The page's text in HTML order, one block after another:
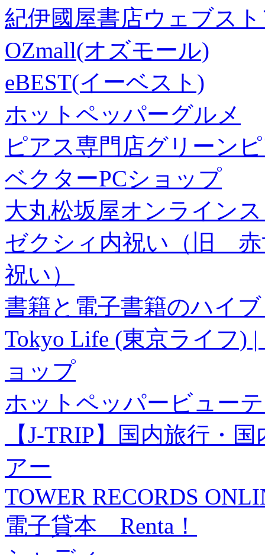
紀伊國屋書店ウェブス
OZmall(オズモール)
eBEST(イーベスト)
ホットペッパーグルメ
ピアス専門店グリーン
ベクターPCショップ
大丸松坂屋オンライン
ゼクシィ内祝い（旧 赤
祝い）
書籍と電子書籍のハイ
Tokyo Life (東京ライフ)
ョップ
ホットペッパービュー
【J-TRIP】国内旅行・
アー
TOWER RECORDS
電子貸本 Renta！